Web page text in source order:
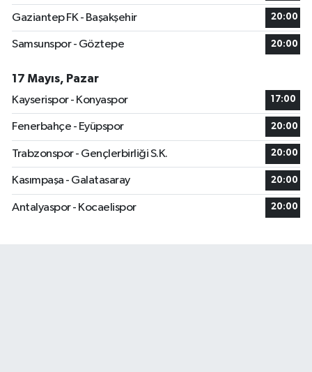
Gaziantep FK - Başakşehir 20:00
Samsunspor - Göztepe 20:00
17 Mayıs, Pazar
Kayserispor - Konyaspor
17:00
Fenerbahçe - Eyüpspor 20:00
Trabzonspor - Gençlerbirliği S.K. 20:00
Kasımpaşa - Galatasaray 20:00
Antalyaspor - Kocaelispor 20:00